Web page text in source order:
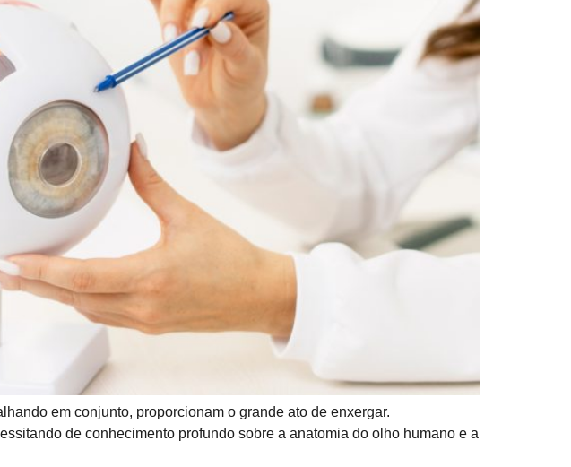
em conjunto, proporcionam o grande ato de enxergar.
de conhecimento profundo sobre a anatomia do olho humano e a